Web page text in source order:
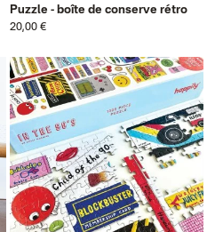
Puzzle - boîte de conserve rétro
20,00 €